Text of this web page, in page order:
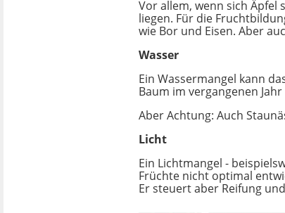
Vor allem, wenn sich
liegen. Für die
wie Bor und Eisen. Aber
Wasser
Ein Wassermangel kann
Baum im vergangenen
Aber Achtung: Auch
Licht
Ein Lichtmangel -
Früchte nicht optimal
Er steuert aber Reifung